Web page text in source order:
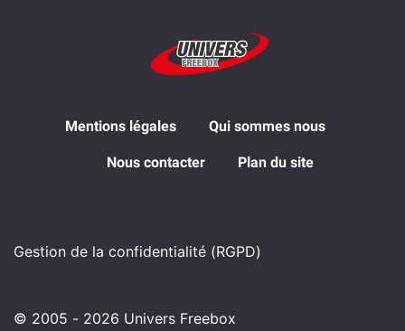
Mentions légales Qui sommes nous
Nous contacter Plan du site
Gestion de la confidentialité (RGPD)
© 2005 - 2026 Univers Freebox